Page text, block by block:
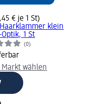
€ je 1 St)
Haarklammer klein
1 St
(0)
Markt wählen